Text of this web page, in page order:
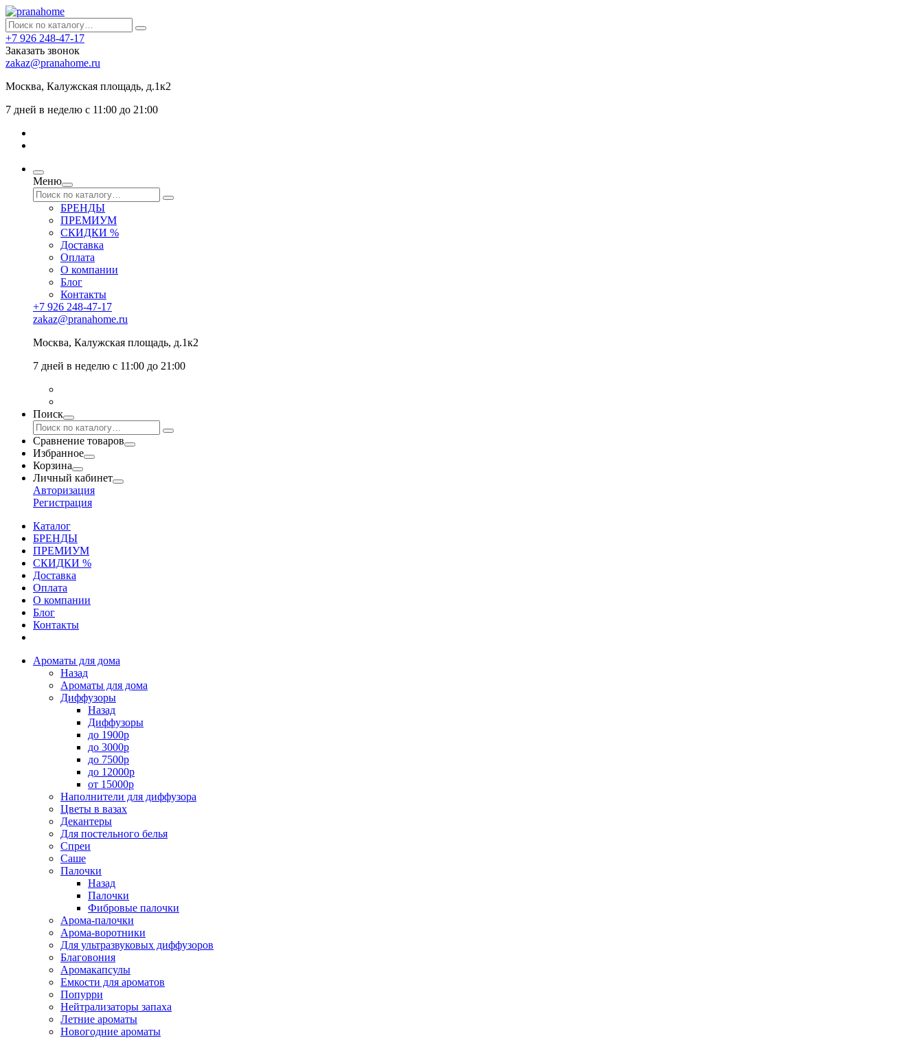
+7 926 248-47-17
Заказать звонок
zakaz@pranahome.ru
Москва, Калужская площадь, д.1к2
7 дней в неделю с 11:00 до 21:00
Меню
БРЕНДЫ
ПРЕМИУМ
СКИДКИ %
Доставка
Оплата
О компании
Блог
Контакты
+7 926 248-47-17
zakaz@pranahome.ru
Москва, Калужская площадь, д.1к2
7 дней в неделю с 11:00 до 21:00
Поиск
Сравнение товаров
Избранное
Корзина
Личный кабинет
Авторизация
Регистрация
Каталог
БРЕНДЫ
ПРЕМИУМ
СКИДКИ %
Доставка
Оплата
О компании
Блог
Контакты
Ароматы для дома
Назад
Ароматы для дома
Диффузоры
Назад
Диффузоры
до 1900р
до 3000р
до 7500р
до 12000р
от 15000р
Наполнители для диффузора
Цветы в вазах
Декантеры
Для постельного белья
Спреи
Саше
Палочки
Назад
Палочки
Фибровые палочки
Арома-палочки
Арома-воротники
Для ультразвуковых диффузоров
Благовония
Аромакапсулы
Емкости для ароматов
Попурри
Нейтрализаторы запаха
Летние ароматы
Новогодние ароматы